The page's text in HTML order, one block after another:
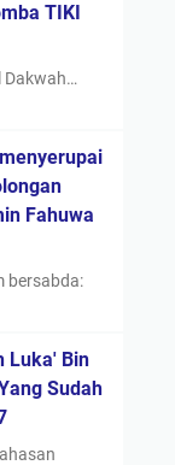
TIKI
Dakwah…
Fahuwa
bersabda:
Luka' Bin
Sudah